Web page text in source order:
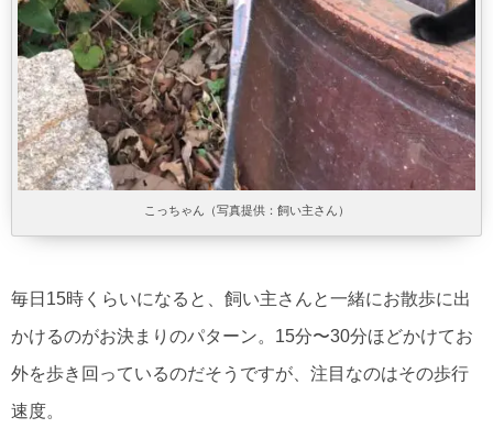
こっちゃん（写真提供：飼い主さん）
毎日15時くらいになると、飼い主さんと一緒にお散歩に出
かけるのがお決まりのパターン。15分〜30分ほどかけてお
外を歩き回っているのだそうですが、注目なのはその歩行
速度。